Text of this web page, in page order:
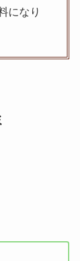
になり